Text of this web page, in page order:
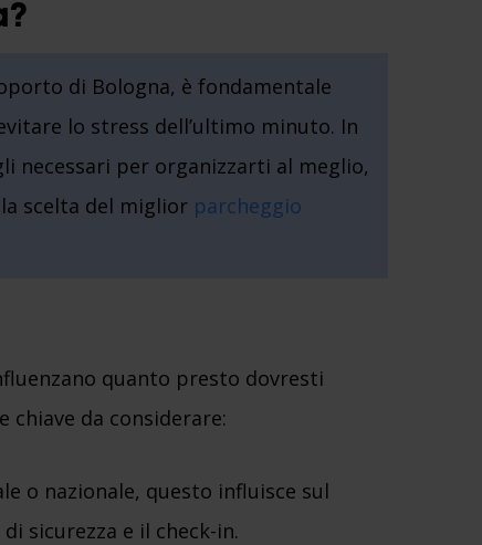
di Bologna, è fondamentale
lo stress dell’ultimo minuto. In
per organizzarti al meglio,
scelta del miglior parcheggio
quanto presto dovresti
chiave da considerare:
o nazionale, questo influisce sul
sicurezza e il check-in.